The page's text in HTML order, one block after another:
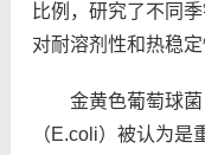
比例，研究了不同
对耐溶剂性和热稳定
金黄色葡萄球
（E.coli）被认为